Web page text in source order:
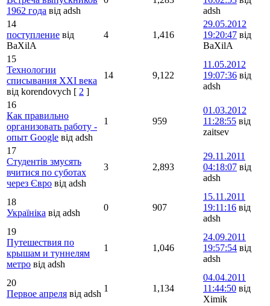
1962 года від adsh
adsh
14
поступление від
BaXilA
4 1,416
29.05.2012
19:20:47 від
BaXilA
15
Технологии
списывания XXI века
від korendovych [ 2 ]
14 9,122
11.05.2012
19:07:36 від
adsh
16
Как правильно
организовать работу -
опыт Google від adsh
1 959
01.03.2012
11:28:55 від
zaitsev
17
Студентів змусять
вчитися по суботах
через Євро від adsh
3 2,893
29.11.2011
04:18:07 від
adsh
18
Україніка від adsh
0 907
15.11.2011
19:11:16 від
adsh
19
Путешествия по
крышам и туннелям
метро від adsh
1 1,046
24.09.2011
19:57:54 від
adsh
20
Первое апреля від adsh
1 1,134
04.04.2011
11:44:50 від
Ximik